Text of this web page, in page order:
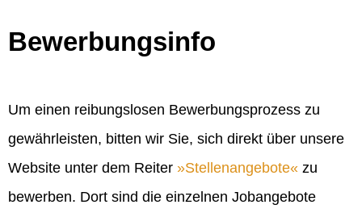
Bewerbungsinfo
Um einen reibungslosen Bewerbungsprozess zu
gewährleisten, bitten wir Sie, sich direkt über unsere
Website unter dem Reiter
Stellenangebote
zu
bewerben. Dort sind die einzelnen Jobangebote